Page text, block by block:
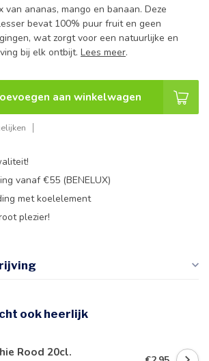
van ananas, mango en banaan. Deze
bevat 100% puur fruit en geen
wat zorgt voor een natuurlijke en
bij elk ontbijt. Lees meer.
aan winkelwagen
vanaf €55 (BENELUX)
met koelelement
plezier!
ook heerlijk
Rood 20cl.